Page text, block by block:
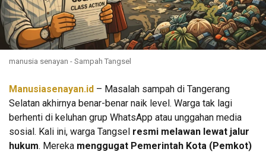
manusia senayan - Sampah Tangsel
Manusiasenayan.id – Masalah sampah di Tangerang
Selatan akhirnya benar-benar naik level. Warga tak lagi
berhenti di keluhan grup WhatsApp atau unggahan media
sosial. Kali ini, warga Tangsel resmi melawan lewat jalur
hukum. Mereka menggugat Pemerintah Kota (Pemkot)